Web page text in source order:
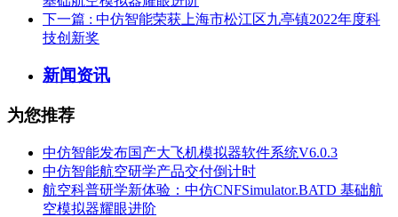
下一篇 : 中仿智能荣获上海市松江区九亭镇2022年度科
技创新奖
新闻资讯
为您推荐
中仿智能发布国产大飞机模拟器软件系统V6.0.3
中仿智能航空研学产品交付倒计时
航空科普研学新体验：中仿CNFSimulator.BATD 基础航
空模拟器耀眼进阶